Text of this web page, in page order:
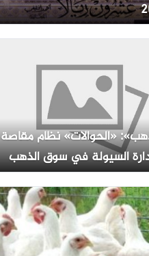
«الحوالات» نظام مقاصة
السيولة في سوق الذهب